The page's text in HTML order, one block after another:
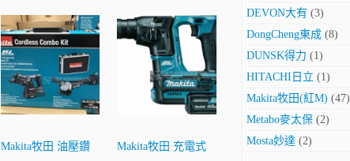
Makita牧田 油壓鑽 Makita牧田 充電式
DEVON大有 (3)
DongCheng東成 (8)
DUNSK得力 (1)
HITACHI日立 (1)
Makita牧田(紅M) (47)
Metabo麥太保 (2)
Mosta妙達 (2)